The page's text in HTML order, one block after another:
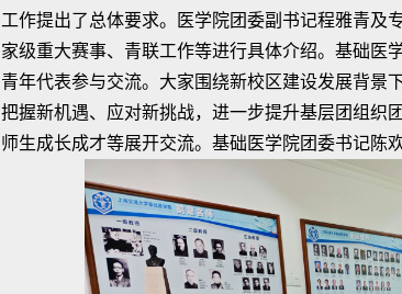
工作提出了总体要求。医学院团委副书记程雅青及
家级重大赛事、青联工作等进行具体介绍。基础医
青年代表参与交流。大家围绕新校区建设发展背景
把握新机遇、应对新挑战，进一步提升基层团组织
师生成长成才等展开交流。基础医学院团委书记陈